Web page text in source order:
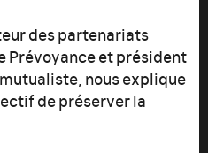
des partenariats
Prévoyance et président
nous explique
de préserver la